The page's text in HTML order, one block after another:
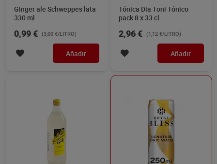
Ginger ale Schweppes lata
330 ml
0,99 € (3,00 €/LITRO)
Añadir
Tónica Dia Toni Tónico
pack 8 x 33 cl
2,96 € (1,12 €/LITRO)
Añadir